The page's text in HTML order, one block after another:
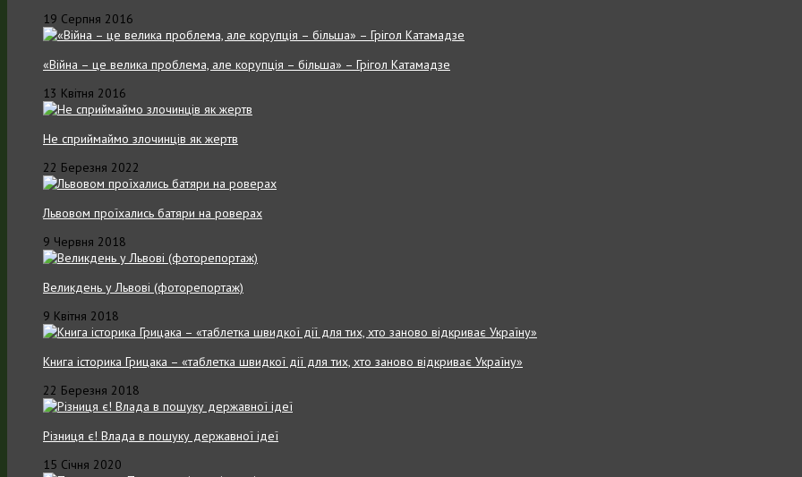
19 Серпня 2016
«Війна – це велика проблема, але корупція – більша» – Грігол Катамадзе
13 Квітня 2016
Не сприймаймо злочинців як жертв
22 Березня 2022
Львовом проїхались батяри на роверах
9 Червня 2018
Великдень у Львові (фоторепортаж)
9 Квітня 2018
Книга історика Грицака – «таблетка швидкої дії для тих, хто заново відкриває Україну»
22 Березня 2018
Різниця є! Влада в пошуку державної ідеї
15 Січня 2020